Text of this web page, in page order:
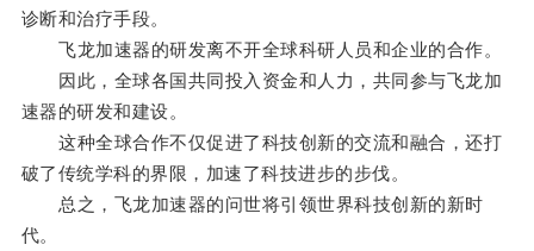
诊断和治疗手段。
飞龙加速器的研发离不开全球科研人员和企业的合作。
因此，全球各国共同投入资金和人力，共同参与飞龙加
速器的研发和建设。
这种全球合作不仅促进了科技创新的交流和融合，还打
破了传统学科的界限，加速了科技进步的步伐。
总之，飞龙加速器的问世将引领世界科技创新的新时
代。